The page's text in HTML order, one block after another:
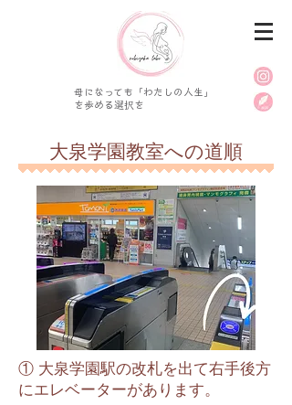
母になっても「わたしの人生」
を歩める選択を
大泉学園教室への道順
① 大泉学園駅の改札を出て右手後方
にエレベーターがあります。